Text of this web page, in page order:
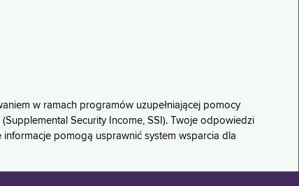
w ramach programów uzupełniającej pomocy
Security Income, SSI). Twoje odpowiedzi
pomogą usprawnić system wsparcia dla